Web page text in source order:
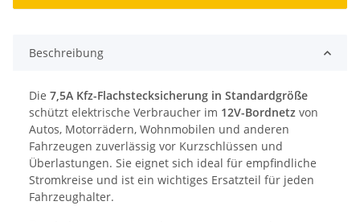
Beschreibung
Die 7,5A Kfz-Flachstecksicherung in Standardgröße
schützt elektrische Verbraucher im 12V-Bordnetz von
Autos, Motorrädern, Wohnmobilen und anderen
Fahrzeugen zuverlässig vor Kurzschlüssen und
Überlastungen. Sie eignet sich ideal für empfindliche
Stromkreise und ist ein wichtiges Ersatzteil für jeden
Fahrzeughalter.